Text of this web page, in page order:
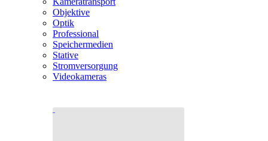
Objektive
Optik
Professional
Speichermedien
Stative
Stromversorgung
Videokameras